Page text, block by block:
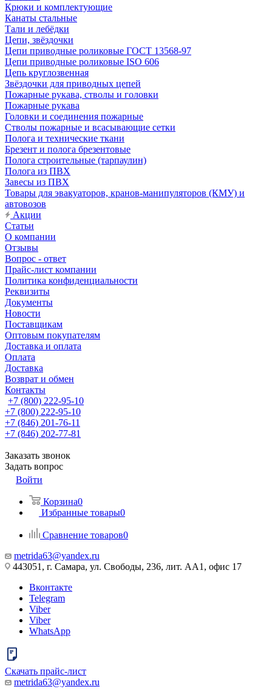
Крюки и комплектующие
Канаты стальные
Тали и лебёдки
Цепи, звёздочки
Цепи приводные роликовые ГОСТ 13568-97
Цепи приводные роликовые ISO 606
Цепь круглозвенная
Звёздочки для приводных цепей
Пожарные рукава, стволы и головки
Пожарные рукава
Головки и соединения пожарные
Стволы пожарные и всасывающие сетки
Полога и технические ткани
Брезент и полога брезентовые
Полога строительные (тарпаулин)
Полога из ПВХ
Завесы из ПВХ
Товары для эвакуаторов, кранов-манипуляторов (КМУ) и
автовозов
Акции
Статьи
О компании
Отзывы
Вопрос - ответ
Прайс-лист компании
Политика конфиденциальности
Реквизиты
Документы
Новости
Поставщикам
Оптовым покупателям
Доставка и оплата
Оплата
Доставка
Возврат и обмен
Контакты
+7 (800) 222-95-10
+7 (800) 222-95-10
+7 (846) 201-76-11
+7 (846) 202-77-81
Заказать звонок
Задать вопрос
Войти
Корзина0
Избранные товары0
Сравнение товаров0
metrida63@yandex.ru
443051, г. Самара, ул. Свободы, 236, лит. АА1, офис 17
Вконтакте
Telegram
Viber
Viber
WhatsApp
Скачать прайс-лист
metrida63@yandex.ru